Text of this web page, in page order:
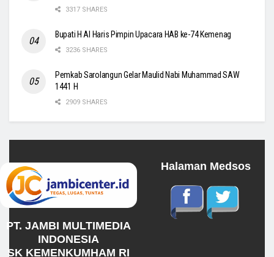
3317 SHARES
Bupati H Al Haris Pimpin Upacara HAB ke-74 Kemenag
3236 SHARES
Pemkab Sarolangun Gelar Maulid Nabi Muhammad SAW
1441 H
2909 SHARES
PT. JAMBI MULTIMEDIA
INDONESIA
SK KEMENKUMHAM RI
Halaman Medsos